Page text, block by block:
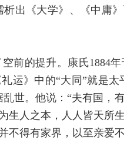
出《大学》、《中庸
前的提升。康氏1884
运》中的“大同”就是太
世。他说：“夫有国，
生人之本，人人皆天所
不得有家界，以至亲爱